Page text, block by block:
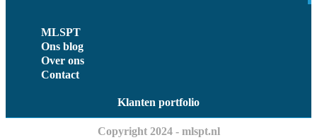
MLSPT
Ons blog
Over ons
Contact
Klanten portfolio
Copyright 2024 - mlspt.nl